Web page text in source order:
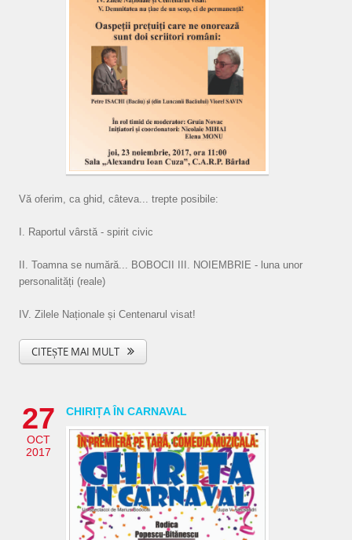
Vă oferim, ca ghid, câteva... trepte posibile:
I. Raportul vârstă - spirit civic
II. Toamna se numără... BOBOCII III. NOIEMBRIE - luna unor
personalități (reale)
IV. Zilele Naționale și Centenarul visat!
CITEȘTE MAI MULT
27
OCT
2017
CHIRIȚA ÎN CARNAVAL